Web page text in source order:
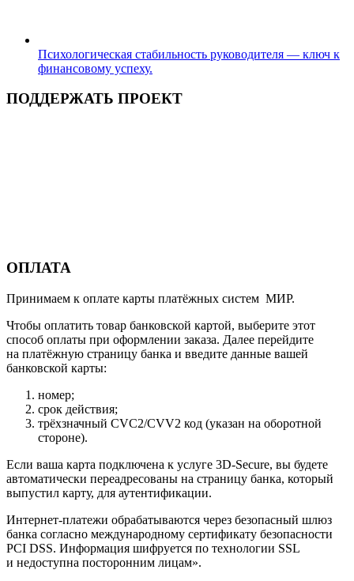
Психологическая стабильность руководителя — ключ к
финансовому успеху.
ПОДДЕРЖАТЬ ПРОЕКТ
ОПЛАТА
Принимаем к оплате карты платёжных систем МИР.
Чтобы оплатить товар банковской картой, выберите этот
способ оплаты при оформлении заказа. Далее перейдите
на платёжную страницу банка и введите данные вашей
банковской карты:
номер;
срок действия;
трёхзначный CVC2/CVV2 код (указан на оборотной
стороне).
Если ваша карта подключена к услуге 3D-Secure, вы будете
автоматически переадресованы на страницу банка, который
выпустил карту, для аутентификации.
Интернет-платежи обрабатываются через безопасный шлюз
банка согласно международному сертификату безопасности
PCI DSS. Информация шифруется по технологии SSL
и недоступна посторонним лицам».